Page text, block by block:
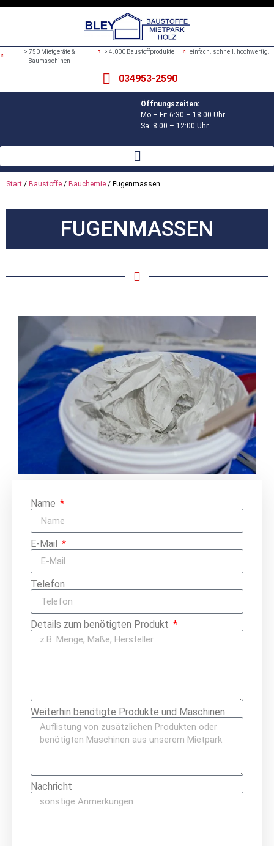
> 750 Mietgeräte &
Baumaschinen
> 4.000 Baustoffprodukte einfach. schnell. hochwertig.
034953-2590
Öffnungszeiten:
Mo – Fr: 6:30 – 18:00 Uhr
Sa: 8:00 – 12:00 Uhr
Start / Baustoffe / Bauchemie / Fugenmassen
FUGENMASSEN
Name
E-Mail
Telefon
Details zum benötigten Produkt
Weiterhin benötigte Produkte und Maschinen
Nachricht